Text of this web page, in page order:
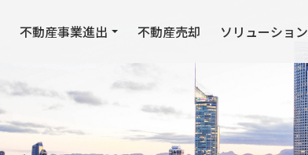
不動産事業進出 不動産売却 ソリューション